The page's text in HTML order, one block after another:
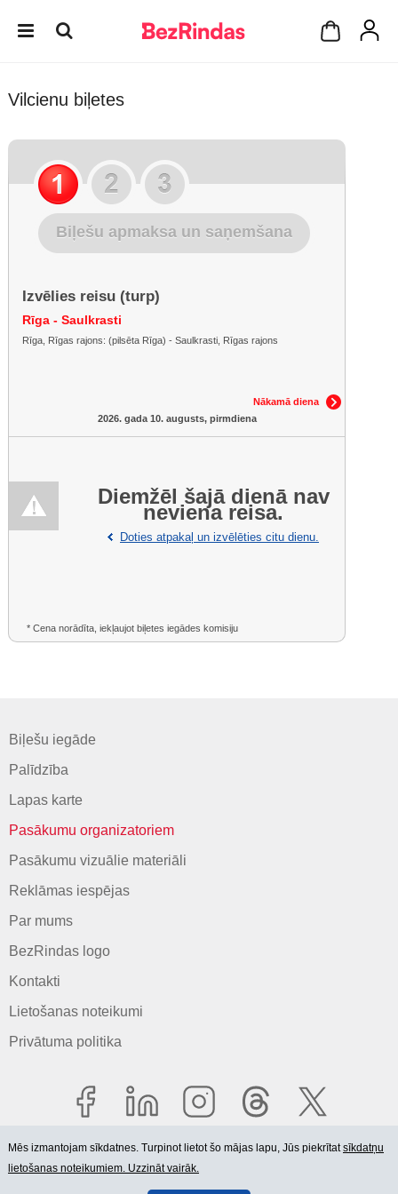
Vilcienu biļetes
Biļešu apmaksa un saņemšana
Izvēlies reisu (turp)
Rīga - Saulkrasti
Rīga, Rīgas rajons: (pilsēta Rīga) - Saulkrasti, Rīgas rajons
Nākamā diena
2026. gada 10. augusts, pirmdiena
Diemžēl šajā dienā nav
neviena reisa.
Doties atpakaļ un izvēlēties citu dienu.
* Cena norādīta, iekļaujot biļetes iegādes komisiju
Biļešu iegāde
Palīdzība
Lapas karte
Pasākumu organizatoriem
Pasākumu vizuālie materiāli
Reklāmas iespējas
Par mums
BezRindas logo
Kontakti
Lietošanas noteikumi
Privātuma politika
© 2006-2026 SIA "BEZRINDAS.LV".
Mēs izmantojam sīkdatnes. Turpinot lietot šo mājas lapu, Jūs piekrītatsīkdatņu
lietošanas noteikumiem. Uzzināt vairāk.